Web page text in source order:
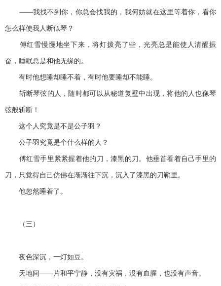
——我找不到你，你总会找我的，我何妨就在这里等着你，看你
怎么样使我人断似琴？
傅红雪慢慢地坐下来，将灯拨亮了些，光亮总是能使人清醒振
奋，睡眠总是和他无缘的。
有时他想睡却睡不着，有时他要睡却不能睡。
斩断琴弦的人，随时都可以从秘道复壁中出现，将他的人也像琴
弦般斩断！
这个人究竟是不是公子羽？
公子羽究竟是个什么样的人？
傅红雪手里紧紧握着他的刀，漆黑的刀。他垂首看着自己手里的
刀，只觉得自己仿佛在渐渐往下沉，沉入了漆黑的刀鞘里。
他忽然睡着了。
（三）
夜色深沉，一灯如豆。
天地间——片和平宁静，没有灾祸，没有血腥，也没有声音。